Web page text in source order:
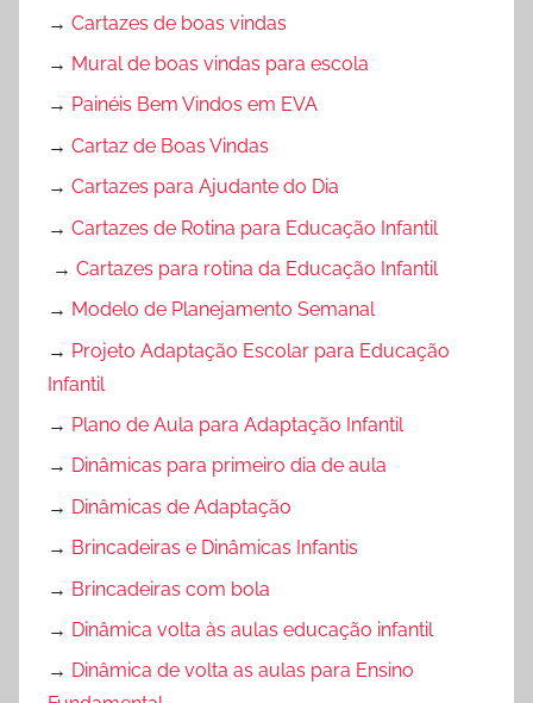
→ Cartazes de boas vindas
→ Mural de boas vindas para escola
→ Painéis Bem Vindos em EVA
→ Cartaz de Boas Vindas
→ Cartazes para Ajudante do Dia
→ Cartazes de Rotina para Educação Infantil
→ Cartazes para rotina da Educação Infantil
→ Modelo de Planejamento Semanal
→ Projeto Adaptação Escolar para Educação
Infantil
→ Plano de Aula para Adaptação Infantil
→ Dinâmicas para primeiro dia de aula
→ Dinâmicas de Adaptação
→ Brincadeiras e Dinâmicas Infantis
→ Brincadeiras com bola
→ Dinâmica volta às aulas educação infantil
→ Dinâmica de volta as aulas para Ensino